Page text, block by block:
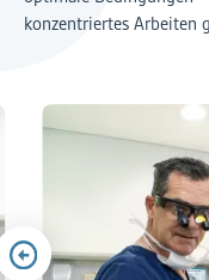
konzentriertes Arbeiten